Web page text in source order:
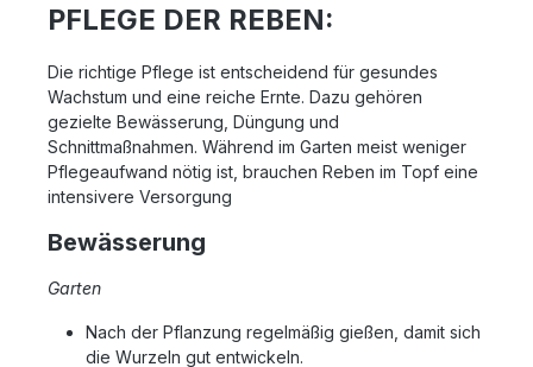
PFLEGE DER REBEN:
Die richtige Pflege ist entscheidend für gesundes
Wachstum und eine reiche Ernte. Dazu gehören
gezielte Bewässerung, Düngung und
Schnittmaßnahmen. Während im Garten meist weniger
Pflegeaufwand nötig ist, brauchen Reben im Topf eine
intensivere Versorgung
Bewässerung
Garten
Nach der Pflanzung regelmäßig gießen, damit sich
die Wurzeln gut entwickeln.